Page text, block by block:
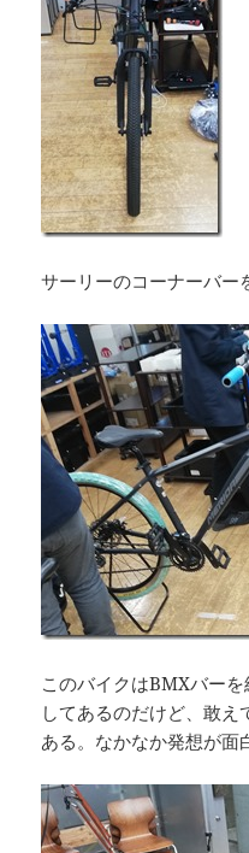
サーリーのコーナーバー
このバイクはBMXバー
してあるのだけど、敢え
ある。なかなか発想が面